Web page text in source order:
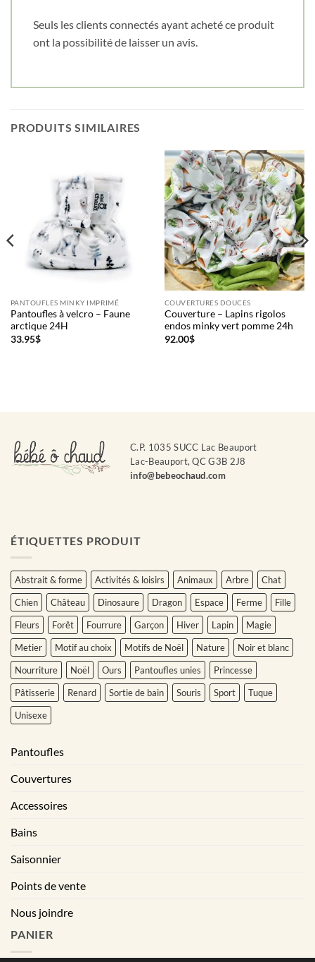
Seuls les clients connectés ayant acheté ce produit
ont la possibilité de laisser un avis.
PRODUITS SIMILAIRES
PANTOUFLES MINKY IMPRIMÉ
Pantoufles à velcro – Faune
arctique 24H
33.95$
COUVERTURES DOUCES
Couverture – Lapins rigolos
endos minky vert pomme 24h
92.00$
C.P. 1035 SUCC Lac Beauport
Lac-Beauport, QC G3B 2J8
info@bebeochaud.com
ÉTIQUETTES PRODUIT
Abstrait & forme Activités & loisirs Animaux Arbre
Chat
Chien
Château Dinosaure Dragon Espace Ferme
Fille
Fleurs
Forêt Fourrure Garçon Hiver Lapin
Magie
Metier
Motif au choix Motifs de Noël Nature
Noir et blanc
Nourriture
Noël Ours Pantoufles unies
Princesse
Pâtisserie
Renard Sortie de bain Souris Sport
Tuque
Unisexe
Pantoufles
Couvertures
Accessoires
Bains
Saisonnier
Points de vente
Nous joindre
PANIER
Cliquez ici pour obtenir votre 10%